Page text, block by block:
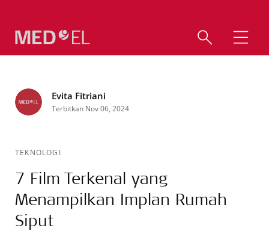
Evita Fitriani
Terbitkan Nov 06, 2024
TEKNOLOGI
7 Film Terkenal yang
Menampilkan Implan Rumah
Siput